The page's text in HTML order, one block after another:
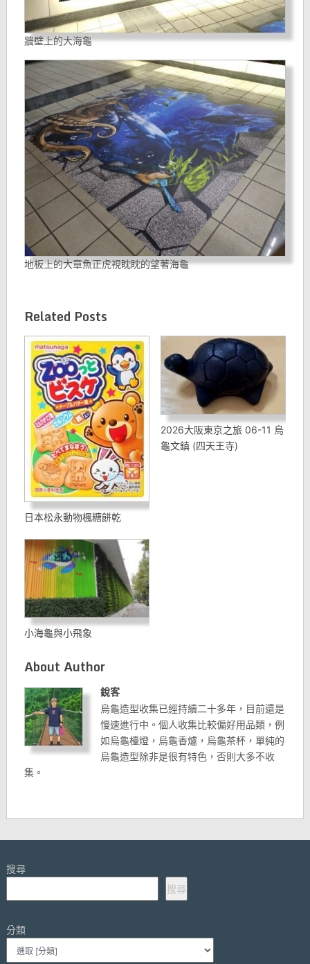
牆壁上的大海龜
地板上的大章魚正虎視眈眈的望著海龜
Related Posts
日本松永動物楓糖餅乾
2026大阪東京之旅 06-11 烏
龜文鎮 (四天王寺)
小海龜與小飛象
About Author
銳客
烏龜造型收集已經持續二十多年，目前還是
慢速進行中。個人收集比較偏好用品類，例
如烏龜檯燈，烏龜香爐，烏龜茶杯，單純的
烏龜造型除非是很有特色，否則大多不收
集。
搜尋
搜尋
分類